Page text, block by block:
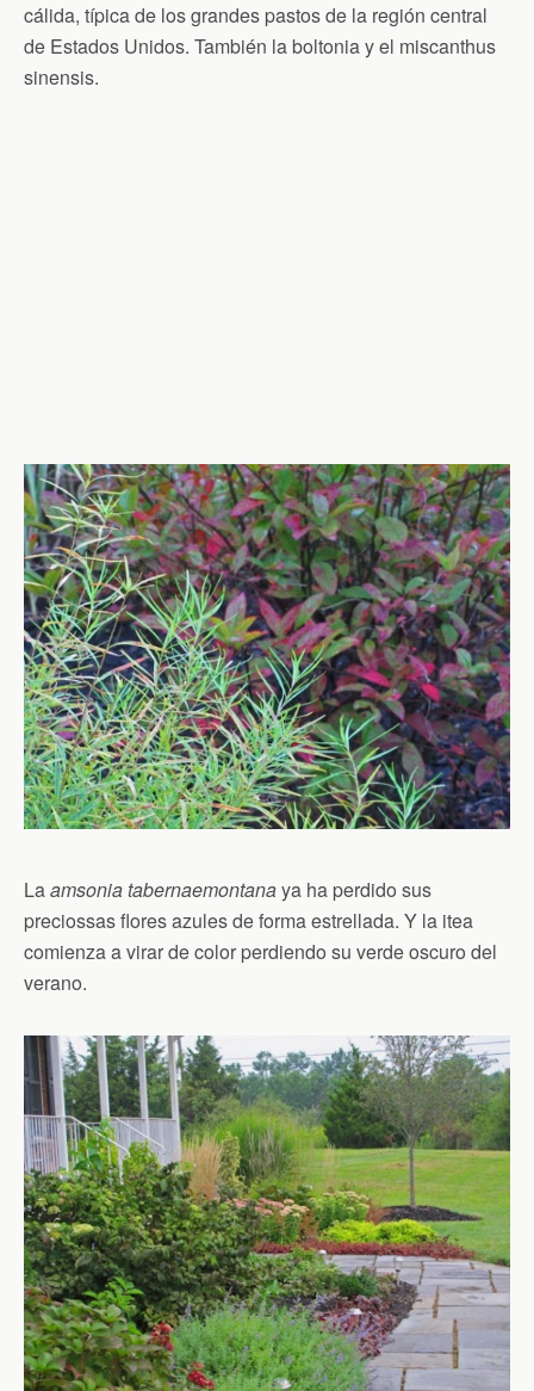
cálida, típica de los grandes pastos de la región central
de Estados Unidos. También la boltonia y el miscanthus
sinensis.
Laamsonia tabernaemontanaya ha perdido sus
preciossas flores azules de forma estrellada. Y la itea
comienza a virar de color perdiendo su verde oscuro del
verano.